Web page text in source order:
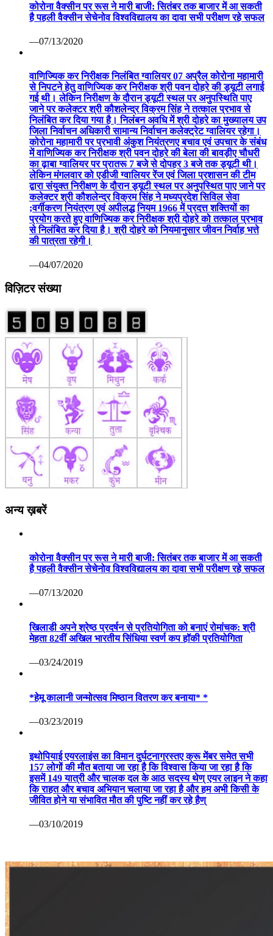
कोरोना वैक्सीन पर रूस ने मारी बाजी: सितंबर तक बाजार में आ सकती
है पहली वैक्सीन सेचेनोव विश्वविद्यालय का दावा सभी परीक्षण रहे सफल
—07/13/2020
वाणिज्यिक कर निरीक्षक निलंबित ग्वालियर 07 अप्रैल कोरोना महामारी
से निपटने हेतु वाणिज्यिक कर निरीक्षक श्री पवन दोहरे की ड्यूटी लगाई
गई थी। लेकिन निरीक्षण के दौरान ड्यूटी स्थल पर अनुपस्थिति पाए
जाने पर कलेक्टर श्री कौशलेन्द्र विक्रम सिंह ने तत्काल प्रभाव से
निलंबित कर दिया गया है। निलंबन अवधि में श्री दोहरे का मुख्यालय उप
जिला निर्वाचन अधिकारी सामान्य निर्वाचन कलेक्ट्रेट ग्वालियर रहेगा।
कोरोना महामारी पर प्रभावी अंकुश नियंत्रणए बचाव एवं उपचार के संबंध
में वाणिज्यिक कर निरीक्षक श्री पवन दोहरे की बेला की बावड़ीए चौधरी
का ढ़ाबा ग्वालियर पर प्रातरू 7 बजे से दोपहर 3 बजे तक ड्यूटी थी।
लेकिन मंगलवार को एडीजी ग्वालियर रेंज एवं जिला प्रशासन की टीम
द्वारा संयुक्त निरीक्षण के दौरान ड्यूटी स्थल पर अनुपस्थित पाए जाने पर
कलेक्टर श्री कौशलेन्द्र विक्रम सिंह ने मध्यप्रदेश सिविल सेवा
;वर्गीकरण नियंत्रण एवं अपीलद्ध नियम 1966 में प्रदत्त शक्तियों का
प्रयोग करते हुए वाणिज्यिक कर निरीक्षक श्री दोहरे को तत्काल प्रभाव
से निलंबित कर दिया है। श्री दोहरे को नियमानुसार जीवन निर्वाह भत्ते
की पात्रता रहेगी।
—04/07/2020
विज़िटर संख्या
अन्य ख़बरें
कोरोना वैक्सीन पर रूस ने मारी बाजी: सितंबर तक बाजार में आ सकती
है पहली वैक्सीन सेचेनोव विश्वविद्यालय का दावा सभी परीक्षण रहे सफल
—07/13/2020
खिलाडी अपने श्रेष्ठ प्रदर्षन से प्रतियोगिता को बनाएं रोमांचक: श्री
मेहता 82वीं अखिल भारतीय सिंधिया स्वर्ण कप हॉकी प्रतियोगिता
—03/24/2019
*हेमू कालानी जन्मोत्सव मिष्ठान वितरण कर बनाया* *
—03/23/2019
इथोपियाई एयरलाइंस का विमान दुर्घटनाग्रस्तए क्रू मेंबर समेत सभी
157 लोगों की मौत बताया जा रहा है कि विश्वास किया जा रहा है कि
इसमें 149 यात्री और चालक दल के आठ सदस्य थेण् एयर लाइन ने कहा
कि राहत और बचाव अभियान चलाया जा रहा है और हम अभी किसी के
जीवित होने या संभावित मौत की पुष्टि नहीं कर रहे हैण्
—03/10/2019